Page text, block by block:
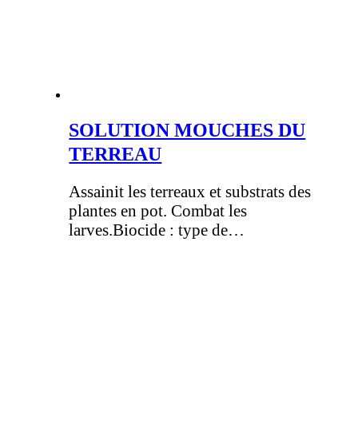
SOLUTION MOUCHES DU
TERREAU
Assainit les terreaux et substrats des
plantes en pot. Combat les
larves.Biocide : type de…